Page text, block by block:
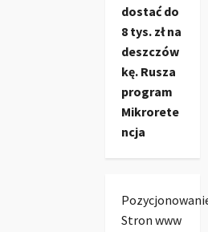
dostać do
8 tys. zł na
deszczów
kę. Rusza
program
Mikrorete
ncja
Stron www